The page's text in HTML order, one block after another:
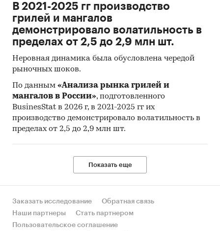
В 2021-2025 гг производство
грилей и мангалов
демонстрировало волатильность в
пределах от 2,5 до 2,9 млн шт.
Неровная динамика была обусловлена чередой
рыночных шоков.
По данным «Анализа рынка грилей и
мангалов в России», подготовленного
BusinesStat в 2026 г, в 2021-2025 гг их
производство демонстрировало волатильность в
пределах от 2,5 до 2,9 млн шт.
Показать еще
Заказать исследование
Обратная связь
Наши партнеры
Стать партнером
Пользовательское соглашение